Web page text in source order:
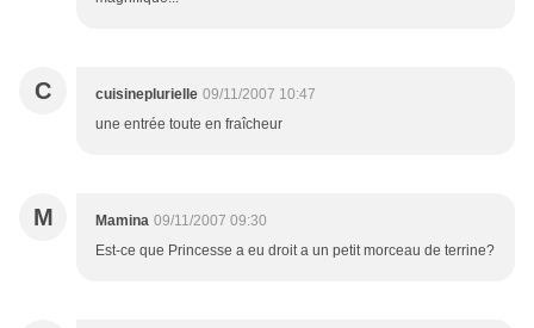
C cuisineplurielle 09/11/2007 10:47
une entrée toute en fraîcheur
M Mamina 09/11/2007 09:30
Est-ce que Princesse a eu droit a un petit morceau de terrine?